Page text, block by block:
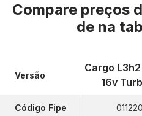
Compare preços
de na
Versão
Código Fipe
Cargo L3h2
16v